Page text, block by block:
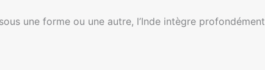
une forme ou une autre, l’Inde intègre